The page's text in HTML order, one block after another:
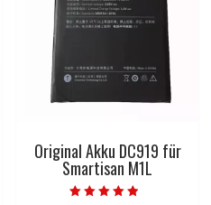
Original Akku DC919 für
Smartisan M1L